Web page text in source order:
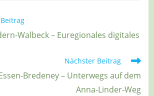
Walbeck – Euregionales digitales
Nächster Beitrag
Bredeney – Unterwegs auf dem
Anna-Linder-Weg